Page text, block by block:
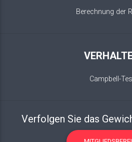
Berechnung der
Campbell-
Verfolgen Sie das